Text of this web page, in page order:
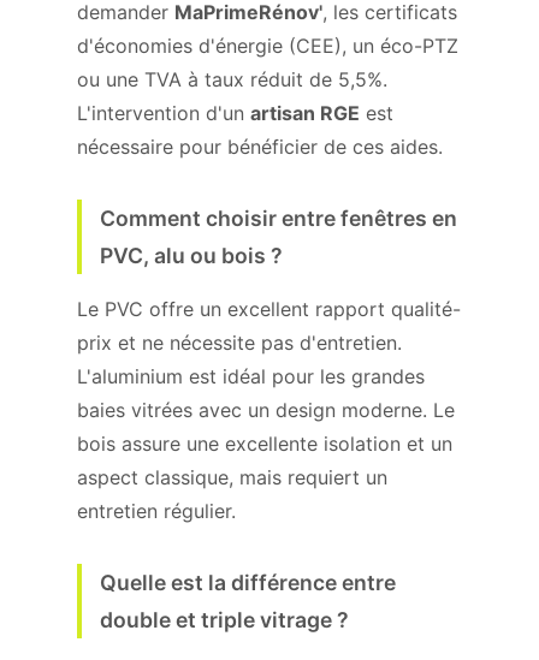
demander MaPrimeRénov', les certificats
d'économies d'énergie (CEE), un éco-PTZ
ou une TVA à taux réduit de 5,5%.
L'intervention d'un artisan RGE est
nécessaire pour bénéficier de ces aides.
Comment choisir entre fenêtres en
PVC, alu ou bois ?
Le PVC offre un excellent rapport qualité-
prix et ne nécessite pas d'entretien.
L'aluminium est idéal pour les grandes
baies vitrées avec un design moderne. Le
bois assure une excellente isolation et un
aspect classique, mais requiert un
entretien régulier.
Quelle est la différence entre
double et triple vitrage ?